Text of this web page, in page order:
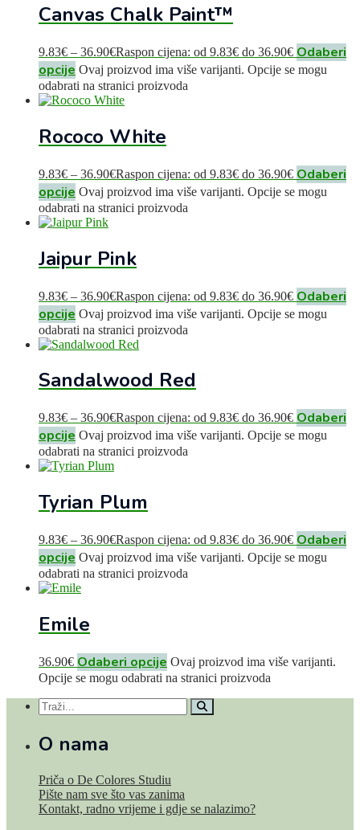
Canvas Chalk Paint™
9.83€ – 36.90€Raspon cijena: od 9.83€ do 36.90€ Odaberi
opcije Ovaj proizvod ima više varijanti. Opcije se mogu
odabrati na stranici proizvoda
Rococo White
9.83€ – 36.90€Raspon cijena: od 9.83€ do 36.90€ Odaberi
opcije Ovaj proizvod ima više varijanti. Opcije se mogu
odabrati na stranici proizvoda
Jaipur Pink
9.83€ – 36.90€Raspon cijena: od 9.83€ do 36.90€ Odaberi
opcije Ovaj proizvod ima više varijanti. Opcije se mogu
odabrati na stranici proizvoda
Sandalwood Red
9.83€ – 36.90€Raspon cijena: od 9.83€ do 36.90€ Odaberi
opcije Ovaj proizvod ima više varijanti. Opcije se mogu
odabrati na stranici proizvoda
Tyrian Plum
9.83€ – 36.90€Raspon cijena: od 9.83€ do 36.90€ Odaberi
opcije Ovaj proizvod ima više varijanti. Opcije se mogu
odabrati na stranici proizvoda
Emile
36.90€ Odaberi opcije Ovaj proizvod ima više varijanti.
Opcije se mogu odabrati na stranici proizvoda
O nama
Priča o De Colores Studiu
Pište nam sve što vas zanima
Kontakt, radno vrijeme i gdje se nalazimo?